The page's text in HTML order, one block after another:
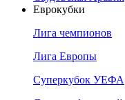
Еврокубки
Лига чемпионов
Лига Европы
Суперкубок УЕФА